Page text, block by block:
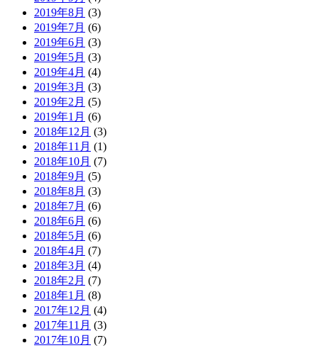
2019年8月 (3)
2019年7月 (6)
2019年6月 (3)
2019年5月 (3)
2019年4月 (4)
2019年3月 (3)
2019年2月 (5)
2019年1月 (6)
2018年12月 (3)
2018年11月 (1)
2018年10月 (7)
2018年9月 (5)
2018年8月 (3)
2018年7月 (6)
2018年6月 (6)
2018年5月 (6)
2018年4月 (7)
2018年3月 (4)
2018年2月 (7)
2018年1月 (8)
2017年12月 (4)
2017年11月 (3)
2017年10月 (7)